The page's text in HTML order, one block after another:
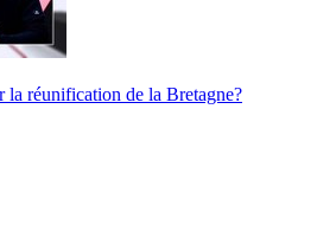
la réunification de la Bretagne?